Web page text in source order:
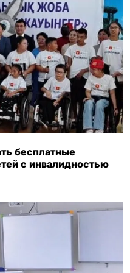
бесплатные
с инвалидностью